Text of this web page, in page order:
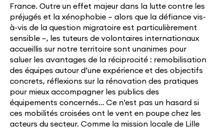
France. Outre un effet majeur dans la lutte contre les
préjugés et la xénophobie – alors que la défiance vis-
à-vis de la question migratoire est particulièrement
sensible –, les tuteurs de volontaires internationaux
accueillis sur notre territoire sont unanimes pour
saluer les avantages de la réciprocité : remobilisation
des équipes autour d’une expérience et des objectifs
concrets, réflexions sur la rénovation des pratiques
pour mieux accompagner les publics des
équipements concernés… Ce n’est pas un hasard si
ces mobilités croisées ont le vent en poupe chez les
acteurs du secteur. Comme la mission locale de Lille